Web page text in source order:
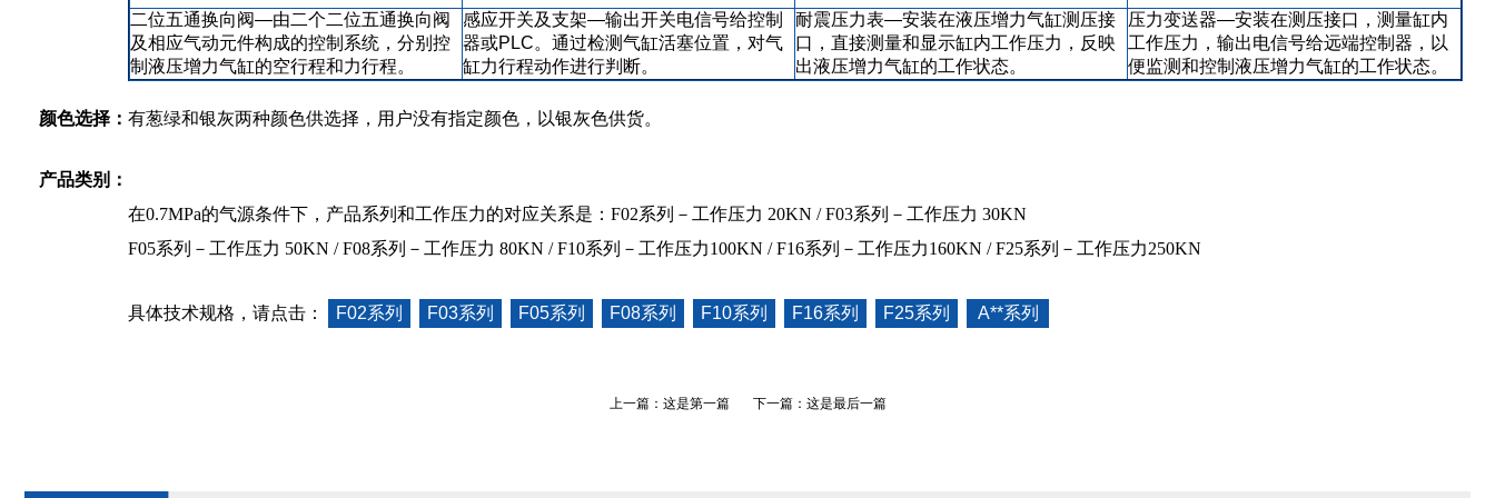
二位五通换向阀—由二个二位五通换向阀
及相应气动元件构成的控制系统，分别控
制液压增力气缸的空行程和力行程。
感应开关及支架—输出开关电信号给控制
器或PLC。通过检测气缸活塞位置，对气
缸力行程动作进行判断。
耐震压力表—安装在液压增力气缸测压接
口，直接测量和显示缸内工作压力，反映
出液压增力气缸的工作状态。
压力变送器—安装在测压接口，测量缸内
工作压力，输出电信号给远端控制器，以
便监测和控制液压增力气缸的工作状态。
颜色选择： 有葱绿和银灰两种颜色供选择，用户没有指定颜色，以银灰色供货。
产品类别：
在0.7MPa的气源条件下，产品系列和工作压力的对应关系是：F02系列－工作压力 20KN / F03系列－工作压力 30KN
F05系列－工作压力 50KN / F08系列－工作压力 80KN / F10系列－工作压力100KN / F16系列－工作压力160KN / F25系列－工作压力250KN
具体技术规格，请点击： F02系列 F03系列 F05系列 F08系列 F10系列 F16系列 F25系列 A**系列
上一篇：这是第一篇 下一篇：这是最后一篇